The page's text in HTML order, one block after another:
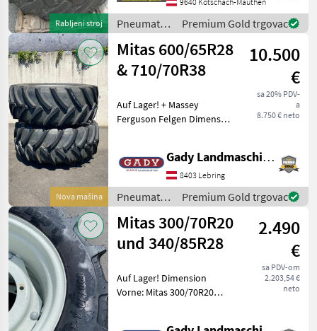
Rabljeni stroj
pogledajte naš
Pneumatici/
Gume/
Naplatci /
Mitas
Premium Gold trgovac
Nova mašina
Mitas 600/65R28
& 710/70R38
10.500
€
sa 20% PDV-
a
8.750 € neto
Auf Lager! + Massey
Ferguson Felgen Dimenson
Während unserer
Öffnungszeiten sind Sie
jederzeit herzlich da
Gady Landmaschinen GmbH
8403 Lebring
Pneumatici/
Gume/
Naplatci /
Mitas
Premium Gold trgovac
Mitas 300/70R20
und 340/85R28
2.490
€
sa PDV-om
2.203,54 €
neto
Auf Lager! Dimension
Vorne: Mitas 300/70R20